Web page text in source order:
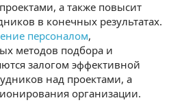
а также повысит
в конечных результатах.
персоналом,
методов подбора и
залогом эффективной
над проектами, а
организации.